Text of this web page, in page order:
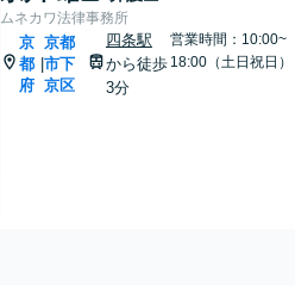
ムネカワ法律事務所
京
都
府
京都
市下
京区
四条駅
から徒歩
3分
営業時間：10:00~
18:00（土日祝日）